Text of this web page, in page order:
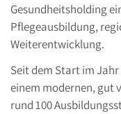
Gesundheitsholding
Pflegeausbildung,
Weiterentwicklung.
Seit dem Start im Jahr
einem modernen, gut
rund 100